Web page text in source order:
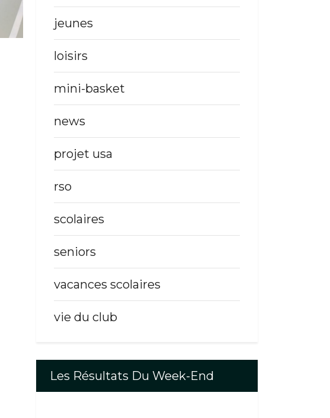
jeunes
loisirs
mini-basket
news
projet usa
rso
scolaires
seniors
vacances scolaires
vie du club
Les Résultats Du Week-End